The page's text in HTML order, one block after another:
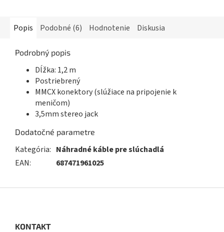
Popis Podobné (6) Hodnotenie Diskusia
Podrobný popis
Dĺžka: 1,2 m
Postriebrený
MMCX konektory (slúžiace na pripojenie k
meničom)
3,5mm stereo jack
Dodatočné parametre
Kategória: Náhradné káble pre slúchadlá
EAN: 687471961025
KONTAKT